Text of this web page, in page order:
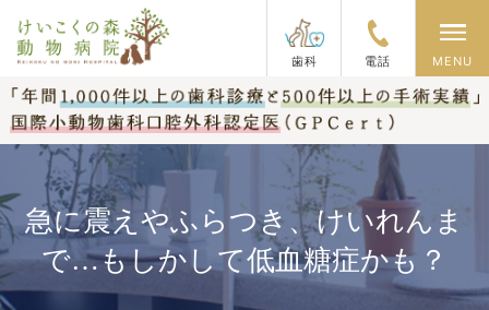
歯科 電話
メ
MENU
急に震えやふらつき、けいれんま
で…もしかして低血糖症かも？